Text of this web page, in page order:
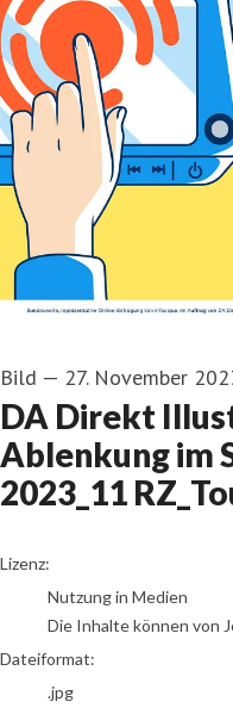
Bild — 27. November
DA Direkt
Ablenkung im
2023_11
go to media item
Lizenz:
Nutzung in Medien
Die Inhalte können von
Dateiformat:
.jpg